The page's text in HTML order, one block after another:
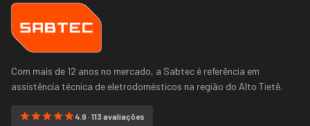
Com mais de 12 anos no mercado, a Sabtec é referência em
assistência técnica de eletrodomésticos na região do Alto Tietê.
4.9 · 113 avaliações